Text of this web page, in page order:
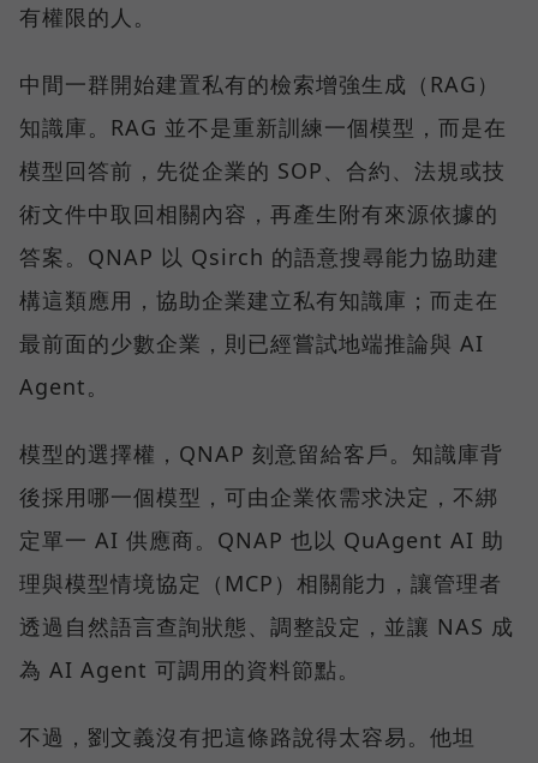
有權限的人。
中間一群開始建置私有的檢索增強生成（RAG）
知識庫。RAG 並不是重新訓練一個模型，而是在
模型回答前，先從企業的 SOP、合約、法規或技
術文件中取回相關內容，再產生附有來源依據的
答案。QNAP 以 Qsirch 的語意搜尋能力協助建
構這類應用，協助企業建立私有知識庫；而走在
最前面的少數企業，則已經嘗試地端推論與 AI
Agent。
模型的選擇權，QNAP 刻意留給客戶。知識庫背
後採用哪一個模型，可由企業依需求決定，不綁
定單一 AI 供應商。QNAP 也以 QuAgent AI 助
理與模型情境協定（MCP）相關能力，讓管理者
透過自然語言查詢狀態、調整設定，並讓 NAS 成
為 AI Agent 可調用的資料節點。
不過，劉文義沒有把這條路說得太容易。他坦